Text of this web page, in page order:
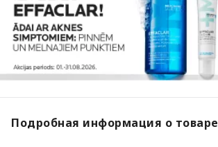
Подробная информация о товаре